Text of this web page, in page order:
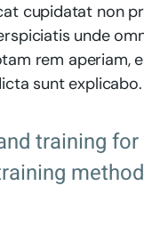
cupidatat non
unde
rem aperiam,
sunt explicabo.
training